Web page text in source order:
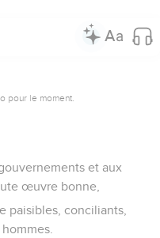
pour le moment.
et aux
œuvre bonne,
paisibles, conciliants,